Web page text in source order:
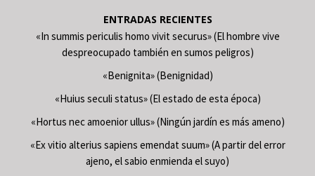
ENTRADAS RECIENTES
«In summis periculis homo vivit securus» (El hombre vive
despreocupado también en sumos peligros)
«Benignita» (Benignidad)
«Huius seculi status» (El estado de esta época)
«Hortus nec amoenior ullus» (Ningún jardín es más ameno)
«Ex vitio alterius sapiens emendat suum» (A partir del error
ajeno, el sabio enmienda el suyo)